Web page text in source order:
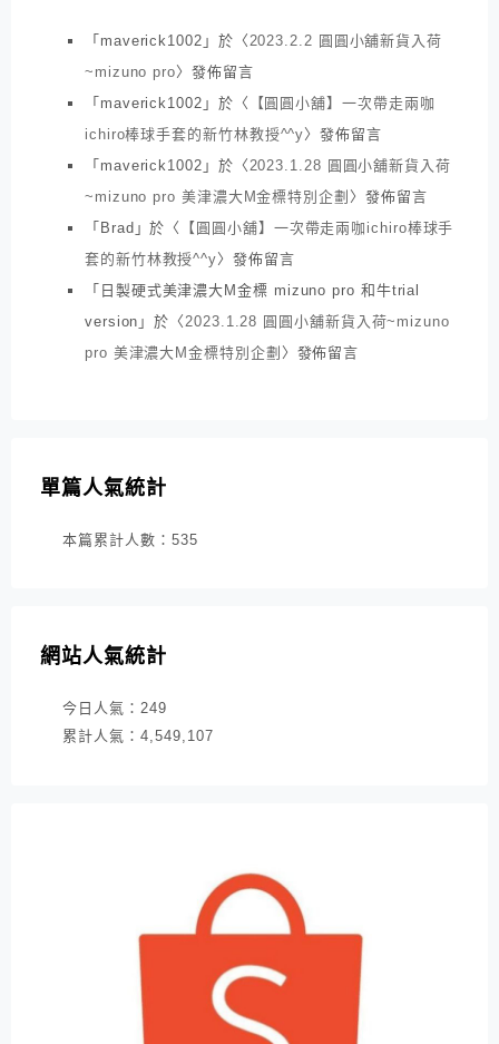
「maverick1002 」於〈 2023.2.2 圓圓小舖新貨入荷
~mizuno pro〉發佈留言
「maverick1002 」於〈
【圓圓小舖】一次帶走兩咖
ichiro棒球手套的新竹林教授^^y〉發佈留言
「maverick1002 」於〈 2023.1.28 圓圓小舖新貨入荷
~mizuno pro 美津濃大M金標特別企劃 〉發佈留言
「Brad 」於〈
【圓圓小舖】一次帶走兩咖ichiro棒球手
套的新竹林教授^^y〉發佈留言
「 日製硬式美津濃大M金標 mizuno pro 和牛trial
version 」於〈 2023.1.28 圓圓小舖新貨入荷~mizuno
pro 美津濃大M金標特別企劃 〉發佈留言
單篇人氣統計
本篇累計人數： 535
網站人氣統計
今日人氣： 249
累計人氣： 4,549,107